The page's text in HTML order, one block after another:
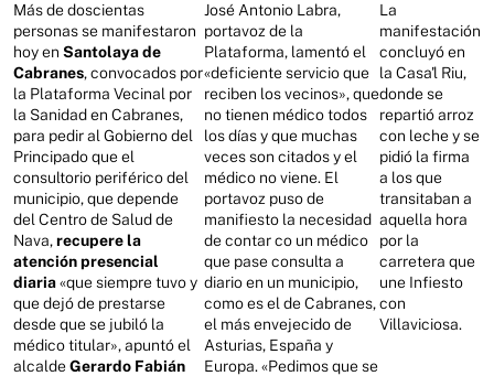
Más de doscientas
personas se manifestaron
hoy en Santolaya de
Cabranes, convocados por
la Plataforma Vecinal por
la Sanidad en Cabranes,
para pedir al Gobierno del
Principado que el
consultorio periférico del
municipio, que depende
del Centro de Salud de
Nava,recupere la
atención presencial
diaria«que siempre tuvo y
que dejó de prestarse
desde que se jubiló la
médico titular», apuntó el
alcalde Gerardo Fabián
José Antonio Labra,
portavoz de la
Plataforma, lamentó el
«deficiente servicio que
reciben los vecinos», que
no tienen médico todos
los días y que muchas
veces son citados y el
médico no viene. El
portavoz puso de
manifiesto la necesidad
de contar co un médico
que pase consulta a
diario en un municipio,
como es el de Cabranes,
el más envejecido de
Asturias, España y
Europa. «Pedimos que se
La
manifestación
concluyó en
la Casa'l Riu,
donde se
repartió arroz
con leche y se
pidió la firma
a los que
transitaban a
aquella hora
por la
carretera que
une Infiesto
con
Villaviciosa.